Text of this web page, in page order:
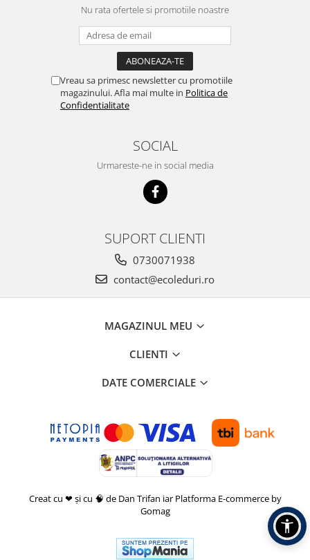
Nu rata ofertele si promotiile noastre
Vreau sa primesc newsletter cu promotiile
magazinului. Afla mai multe in Politica de
Confidentialitate
SOCIAL
Urmareste-ne in social media
SUPORT CLIENTI
0730071938
contact@ecoleduri.ro
MAGAZINUL MEU
CLIENTI
DATE COMERCIALE
Creat cu ❤ și cu 🧠 de Dan Trifan iar Platforma E-commerce by
Gomag